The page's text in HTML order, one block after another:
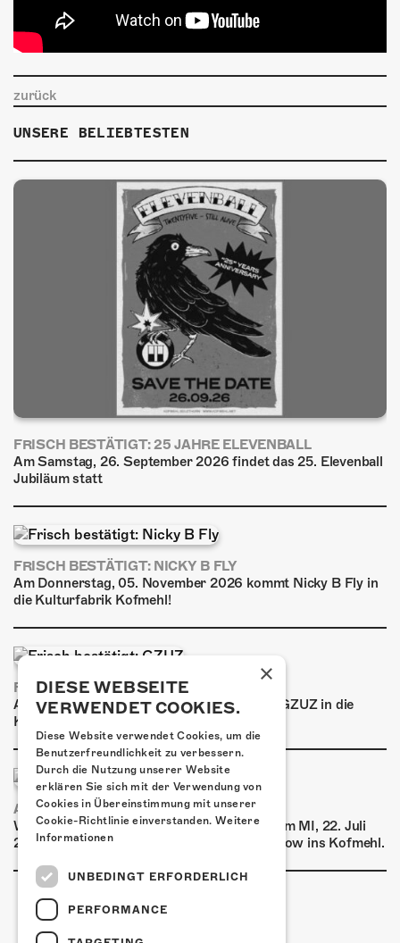
zurück
UNSERE BELIEBTESTEN
FRISCH BESTÄTIGT: 25 JAHRE ELEVENBALL
Am Samstag, 26. September 2026 findet das 25. Elevenball
Jubiläum statt
FRISCH BESTÄTIGT: NICKY B FLY
Am Donnerstag, 05. November 2026 kommt Nicky B Fly in
die Kulturfabrik Kofmehl!
FRISCH BESTÄTIGT: GZUZ
Am Donnerstag, 29. Oktober 2026 kommt GZUZ in die
Kulturfabrik Kofmehl!
AIRBOURNE - SPECIAL SUMMER SHOW
Wow, das ist ein Ding! Airbourne kommen am MI, 22. Juli
2026 für eine exklusive Special Summer Show ins Kofmehl.
×
DIESE WEBSEITE
VERWENDET COOKIES.
Diese Website verwendet Cookies, um die
Benutzerfreundlichkeit zu verbessern.
Durch die Nutzung unserer Website
erklären Sie sich mit der Verwendung von
Cookies in Übereinstimmung mit unserer
Cookie-Richtlinie einverstanden. Weitere
Informationen
UNBEDINGT ERFORDERLICH
PERFORMANCE